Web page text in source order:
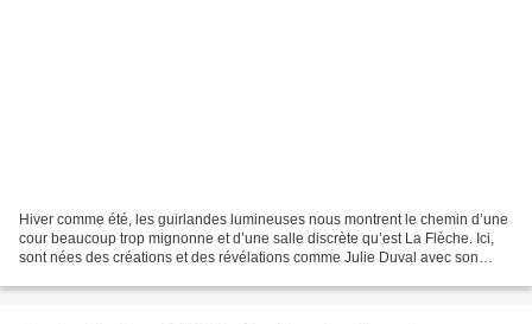
Hiver comme été, les guirlandes lumineuses nous montrent le chemin d’une
cour beaucoup trop mignonne et d’une salle discrète qu’est La Flèche. Ici,
sont nées des créations et des révélations comme Julie Duval avec son